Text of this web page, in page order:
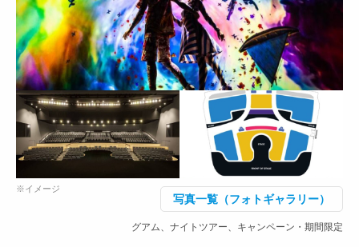
※イメージ
写真一覧（フォトギャラリー）
グアム、ナイトツアー、キャンペーン・期間限定